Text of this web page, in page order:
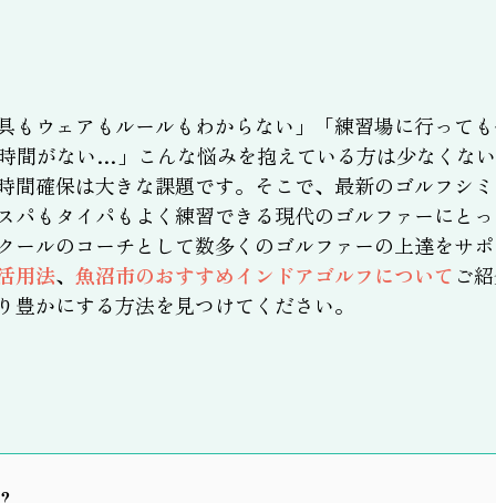
もウェアもルールもわからない」「練習場に行って
間がない…」こんな悩みを抱えている方は少なくな
間確保は大きな課題です。そこで、最新のゴルフシ
パもタイパもよく練習できる現代のゴルファーにと
ールのコーチとして数多くのゴルファーの上達をサ
用法、 魚沼市のおすすめインドアゴルフについて ご
かにする方法を見つけてください。